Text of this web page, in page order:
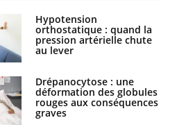
Hypotension
orthostatique : quand la
pression artérielle chute
au lever
Drépanocytose : une
déformation des globules
rouges aux conséquences
graves